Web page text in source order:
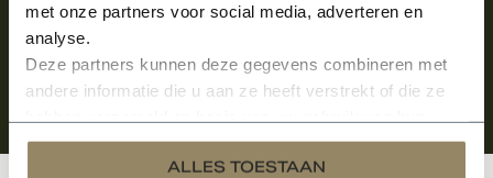
met onze partners voor social media, adverteren en
analyse.
Deze partners kunnen deze gegevens combineren met
andere informatie die u aan ze heeft verstrekt of die ze
services.
ALLES TOESTAAN